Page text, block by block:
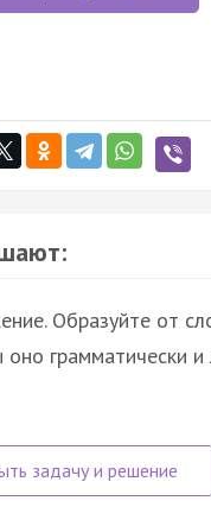
Образуйте от
грамматически и